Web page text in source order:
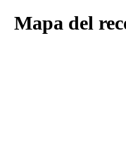
Mapa del